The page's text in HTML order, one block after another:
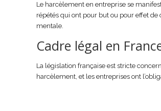
Le harcèlement en entreprise se
répétés qui ont pour but ou pour effet
mentale.
Cadre légal en
La législation française est stricte
harcèlement, et les entreprises ont